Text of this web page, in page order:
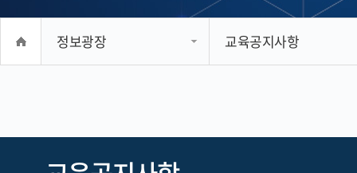
정보광장 교육공지사항